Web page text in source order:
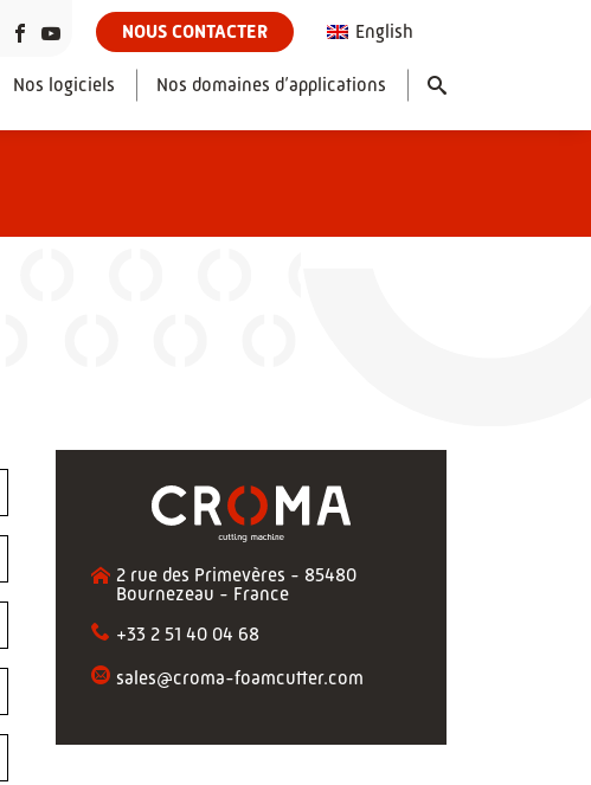
NOUS CONTACTER English
Nos logiciels Nos domaines d’applications
2 rue des Primevères - 85480
Bournezeau - France
+33 2 51 40 04 68
sales@croma-foamcutter.com